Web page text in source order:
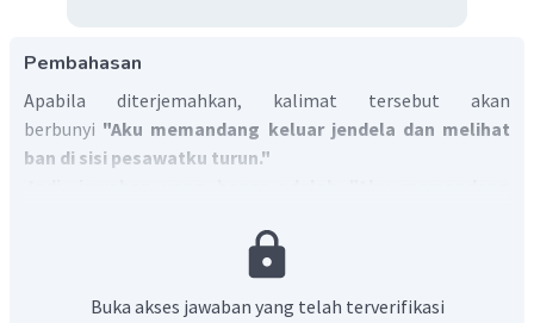
Pembahasan
Apabila diterjemahkan, kalimat tersebut akan
berbunyi "Aku memandang keluar jendela dan melihat
ban di sisi pesawatku turun."
Buka akses jawaban yang telah terverifikasi